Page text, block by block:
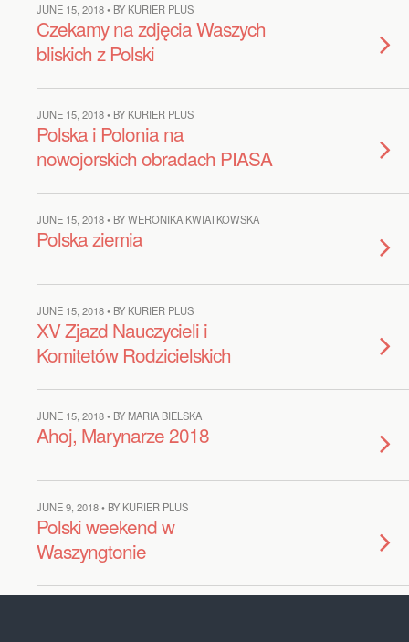
JUNE 15, 2018 • BY KURIER PLUS
Czekamy na zdjęcia Waszych
bliskich z Polski
JUNE 15, 2018 • BY KURIER PLUS
Polska i Polonia na
nowojorskich obradach PIASA
JUNE 15, 2018 • BY WERONIKA KWIATKOWSKA
Polska ziemia
JUNE 15, 2018 • BY KURIER PLUS
XV Zjazd Nauczycieli i
Komitetów Rodzicielskich
JUNE 15, 2018 • BY MARIA BIELSKA
Ahoj, Marynarze 2018
JUNE 9, 2018 • BY KURIER PLUS
Polski weekend w
Waszyngtonie